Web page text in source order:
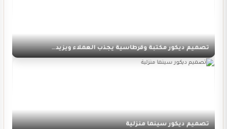
تصميم ديكور مكتبة وقرطاسية يجذب العملاء ويزيد…
تصميم ديكور سينما منزلية